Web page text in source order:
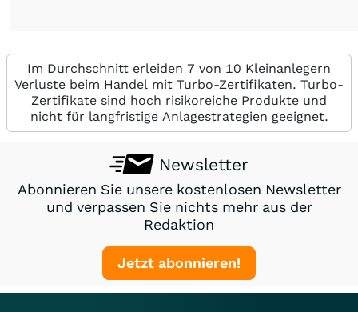
Im Durchschnitt erleiden 7 von 10 Kleinanlegern
Verluste beim Handel mit Turbo-Zertifikaten. Turbo-
Zertifikate sind hoch risikoreiche Produkte und
nicht für langfristige Anlagestrategien geeignet.
Newsletter
Abonnieren Sie unsere kostenlosen Newsletter
und verpassen Sie nichts mehr aus der
Redaktion
Jetzt abonnieren!